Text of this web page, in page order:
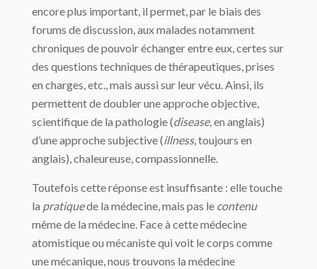
encore plus important, il permet, par le biais des
forums de discussion, aux malades notamment
chroniques de pouvoir échanger entre eux, certes sur
des questions techniques de thérapeutiques, prises
en charges, etc., mais aussi sur leur vécu. Ainsi, ils
permettent de doubler une approche objective,
scientifique de la pathologie (disease, en anglais)
d’une approche subjective (illness, toujours en
anglais), chaleureuse, compassionnelle.
Toutefois cette réponse est insuffisante : elle touche
la pratiquede la médecine, mais pas le contenu
même de la médecine. Face à cette médecine
atomistique ou mécaniste qui voit le corps comme
une mécanique, nous trouvons la médecine